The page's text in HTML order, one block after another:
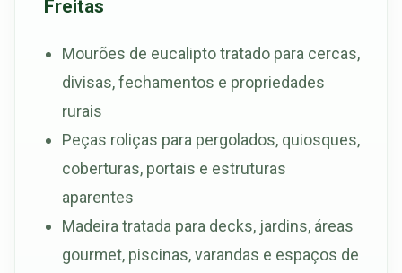
Freitas
Mourões de eucalipto tratado para cercas,
divisas, fechamentos e propriedades
rurais
Peças roliças para pergolados, quiosques,
coberturas, portais e estruturas
aparentes
Madeira tratada para decks, jardins, áreas
gourmet, piscinas, varandas e espaços de